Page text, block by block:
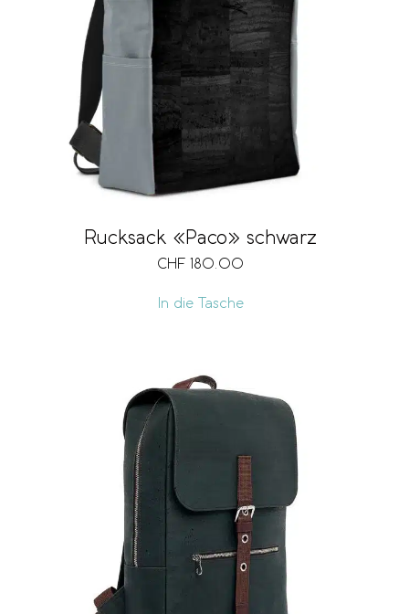
Rucksack «Paco» schwarz
CHF 180.00
In die Tasche